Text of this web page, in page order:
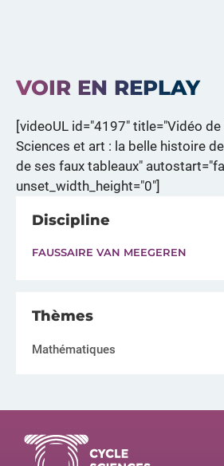
VOIR EN REPLAY
[videoUL id="4197" title="Vidéo
Sciences et art : la belle histoire
de ses faux tableaux"
unset_width_height="0"]
Discipline
FAUSSAIRE VAN MEEGEREN
Thèmes
Mathématiques